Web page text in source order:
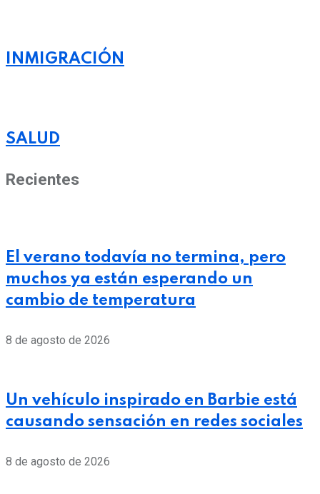
INMIGRACIÓN
SALUD
Recientes
El verano todavía no termina, pero
muchos ya están esperando un
cambio de temperatura
8 de agosto de 2026
Un vehículo inspirado en Barbie está
causando sensación en redes sociales
8 de agosto de 2026